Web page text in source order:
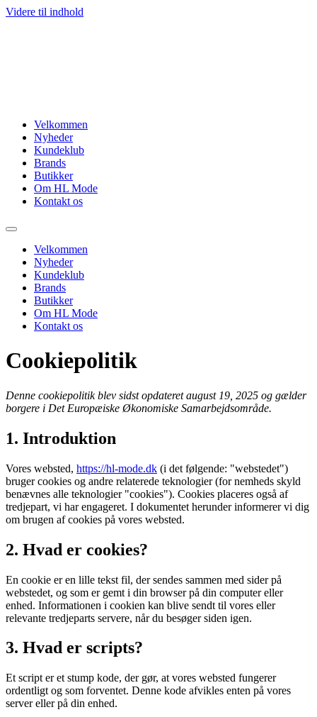
Videre til indhold
Velkommen
Nyheder
Kundeklub
Brands
Butikker
Om HL Mode
Kontakt os
Velkommen
Nyheder
Kundeklub
Brands
Butikker
Om HL Mode
Kontakt os
Cookiepolitik
Denne cookiepolitik blev sidst opdateret august 19, 2025 og gælder
borgere i Det Europæiske Økonomiske Samarbejdsområde.
1. Introduktion
Vores websted, https://hl-mode.dk (i det følgende: "webstedet")
bruger cookies og andre relaterede teknologier (for nemheds skyld
benævnes alle teknologier "cookies"). Cookies placeres også af
tredjepart, vi har engageret. I dokumentet herunder informerer vi dig
om brugen af ​​cookies på vores websted.
2. Hvad er cookies?
En cookie er en lille tekst fil, der sendes sammen med sider på
webstedet, og som er gemt i din browser på din computer eller
enhed. Informationen i cookien kan blive sendt til vores eller
relevante tredjeparts servere, når du besøger siden igen.
3. Hvad er scripts?
Et script er et stump kode, der gør, at vores websted fungerer
ordentligt og som forventet. Denne kode afvikles enten på vores
server eller på din enhed.